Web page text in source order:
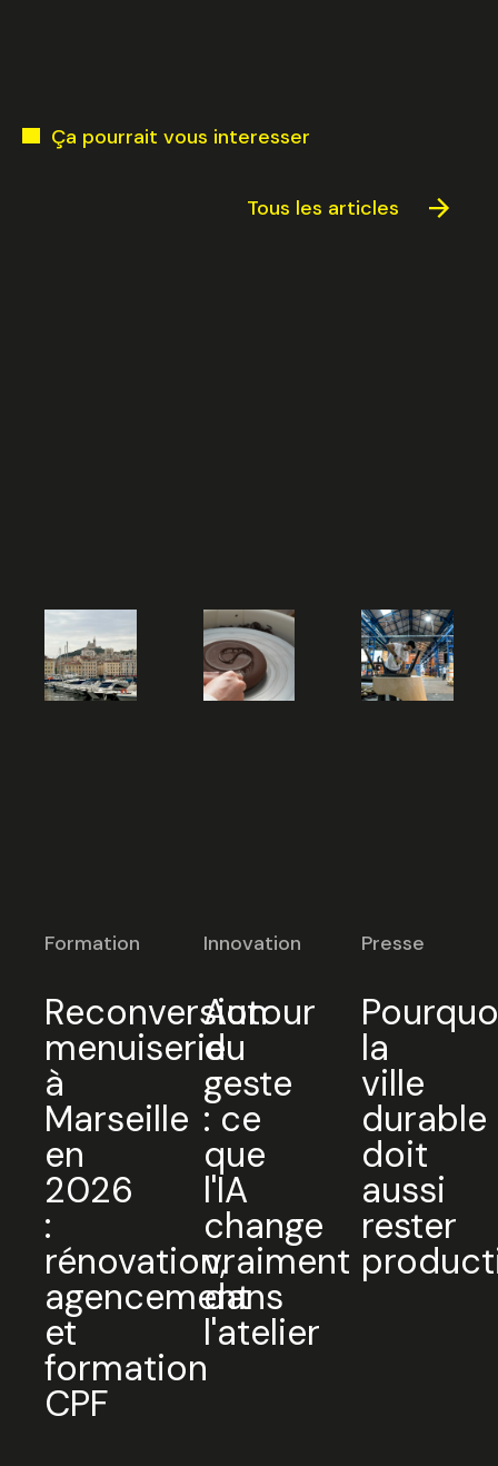
Ça pourrait vous interesser
Tous les articles
Formation
Reconversion
menuiserie
à
Marseille
en
2026
:
rénovation,
agencement
et
formation
CPF
Innovation
Autour
du
geste
: ce
que
l'IA
change
vraiment
dans
l'atelier
Presse
la
ville
durable
doit
aussi
rester
Trouvez votre session
Sélectionnez une manufacture